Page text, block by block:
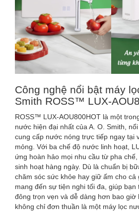
Công nghệ nổi bật máy
Smith ROSS™ LUX-
ROSS™ LUX-AOU800HOT là một
nước hiện đại nhất của A. O. Smith,
cung cấp nước nóng trực tiếp ngay tại
mỏng. Với ba chế độ nước linh hoạt,
ứng hoàn hảo mọi nhu cầu từ pha
sinh hoạt hàng ngày. Dù là chuẩn bị
chăm sóc sức khỏe hay giữ ấm cho cả
mang đến sự tiện nghi tối đa, giúp
đông trọn vẹn và dễ dàng hơn bao giờ
không chỉ đơn thuần là một máy lọc